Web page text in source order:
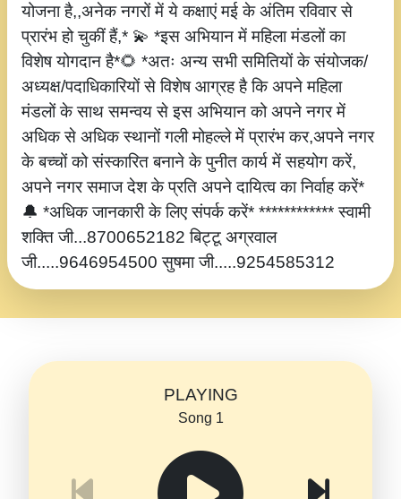
योजना है,,अनेक नगरों में ये कक्षाएं मई के अंतिम रविवार से
प्रारंभ हो चुकीं हैं,* 💫 *इस अभियान में महिला मंडलों का
विशेष योगदान है*🌻 *अतः अन्य सभी समितियों के संयोजक/
अध्यक्ष/पदाधिकारियों से विशेष आग्रह है कि अपने महिला
मंडलों के साथ समन्वय से इस अभियान को अपने नगर में
अधिक से अधिक स्थानों गली मोहल्ले में प्रारंभ कर,अपने नगर
के बच्चों को संस्कारित बनाने के पुनीत कार्य में सहयोग करें,
अपने नगर समाज देश के प्रति अपने दायित्व का निर्वाह करें*
🔔 *अधिक जानकारी के लिए संपर्क करें* ************ स्वामी
शक्ति जी...8700652182 बिट्टू अग्रवाल
जी.....9646954500 सुषमा जी.....9254585312
PLAYING
Song 1